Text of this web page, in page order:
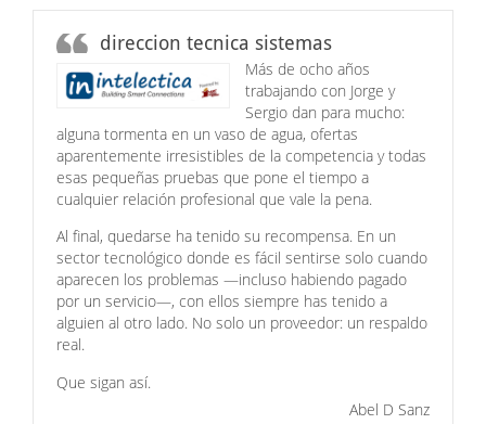
direccion tecnica sistemas
Más de ocho años
trabajando con Jorge y
Sergio dan para mucho:
alguna tormenta en un vaso de agua, ofertas
aparentemente irresistibles de la competencia y todas
esas pequeñas pruebas que pone el tiempo a
cualquier relación profesional que vale la pena.
Al final, quedarse ha tenido su recompensa. En un
sector tecnológico donde es fácil sentirse solo cuando
aparecen los problemas —incluso habiendo pagado
por un servicio—, con ellos siempre has tenido a
alguien al otro lado. No solo un proveedor: un respaldo
real.
Que sigan así.
Abel D Sanz